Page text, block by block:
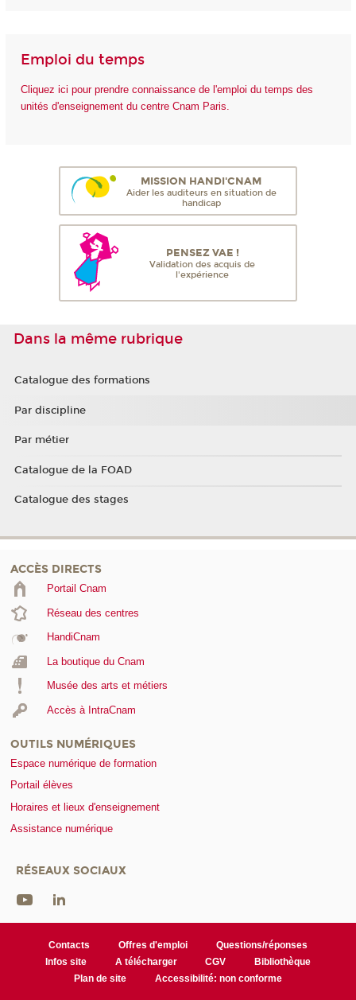
Emploi du temps
Cliquez ici pour prendre connaissance de l'emploi du temps des
unités d'enseignement du centre Cnam Paris.
MISSION HANDI'CNAM
Aider les auditeurs en situation de
handicap
PENSEZ VAE !
Validation des acquis de
l'expérience
Dans la même rubrique
Catalogue des formations
Par discipline
Par métier
Catalogue de la FOAD
Catalogue des stages
ACCÈS DIRECTS
Portail Cnam
Réseau des centres
HandiCnam
La boutique du Cnam
Musée des arts et métiers
Accès à IntraCnam
OUTILS NUMÉRIQUES
Espace numérique de formation
Portail élèves
Horaires et lieux d'enseignement
Assistance numérique
RÉSEAUX SOCIAUX
Contacts Offres d'emploi
Questions/réponses
Infos site
A télécharger CGV
Bibliothèque
Plan de site
Accessibilité: non conforme